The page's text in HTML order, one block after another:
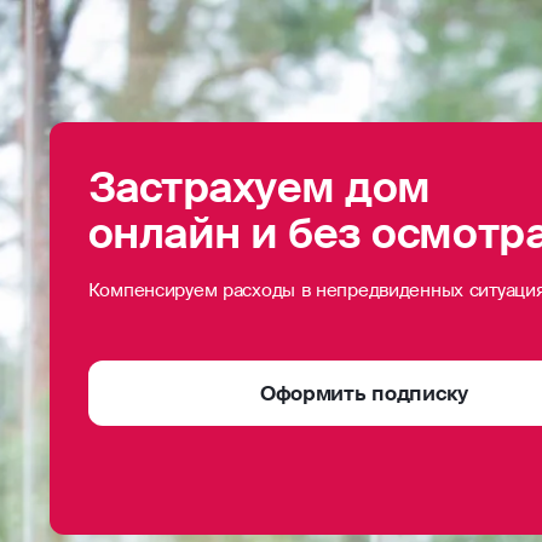
Застрахуем дом
онлайн и без
Компенсируем расходы в непредвиденных
Оформить подписку